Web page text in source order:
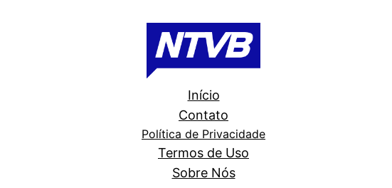
Início
Contato
Política de Privacidade
Termos de Uso
Sobre Nós